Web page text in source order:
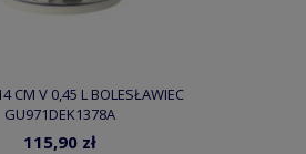
CM V 0,45 L BOLESŁAWIEC
GU971DEK1378A
115,90 zł